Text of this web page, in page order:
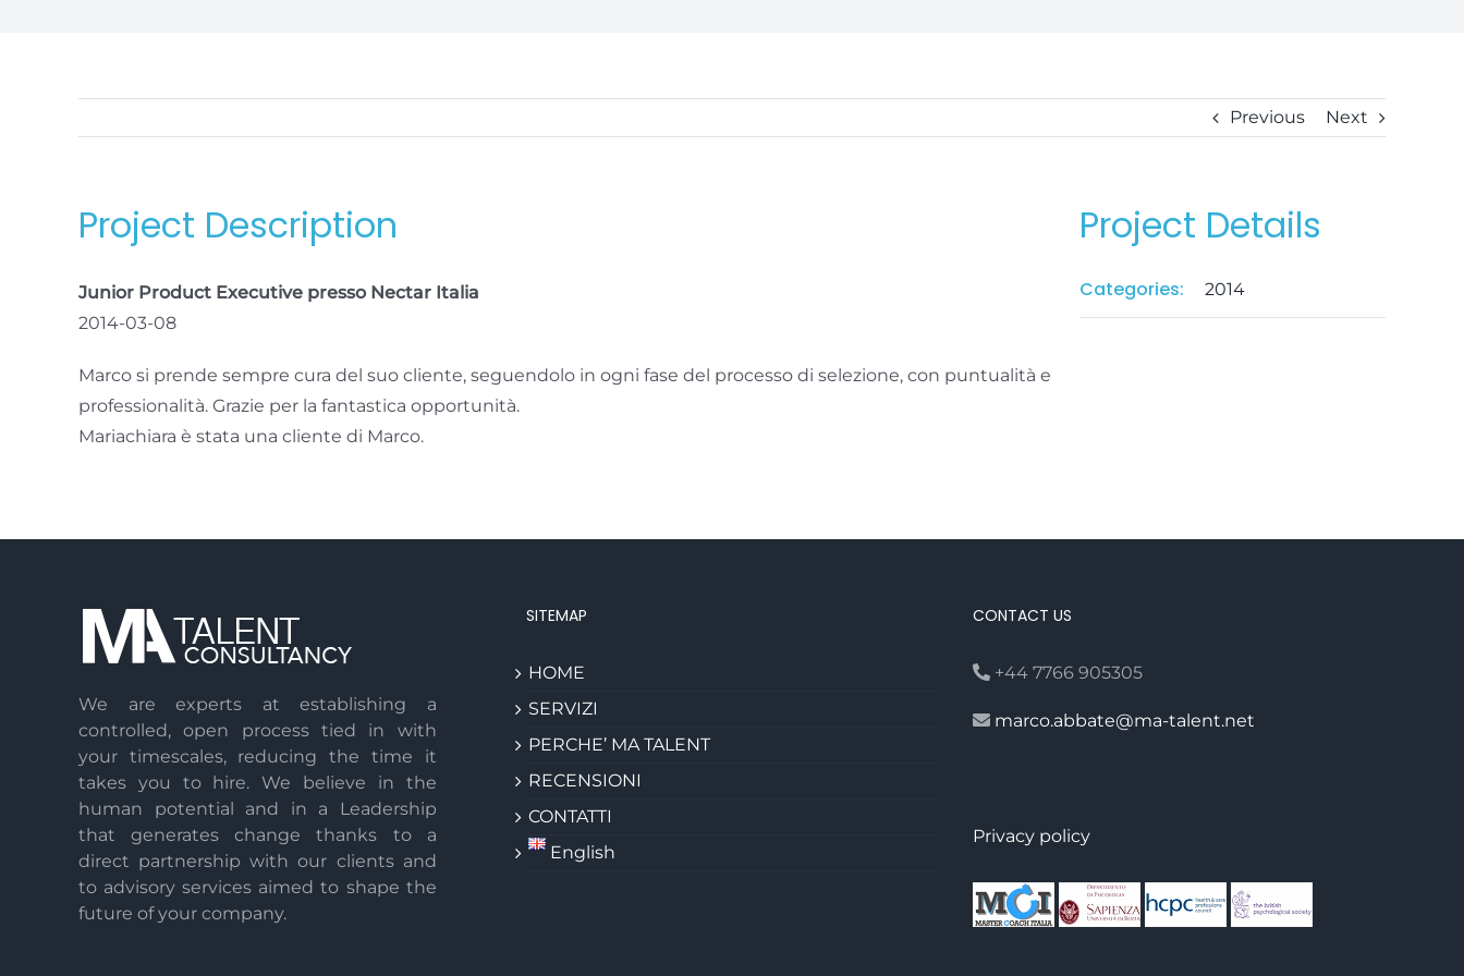
Previous Next
Project Description
Junior Product Executive presso Nectar Italia
2014-03-08
Marco si prende sempre cura del suo cliente, seguendolo in ogni fase del processo di selezione, con puntualità e
professionalità. Grazie per la fantastica opportunità.
Mariachiara è stata una cliente di Marco.
Project Details
Categories: 2014
We are experts at establishing a
controlled, open process tied in with
your timescales, reducing the time it
takes you to hire. We believe in the
human potential and in a Leadership
that generates change thanks to a
direct partnership with our clients and
to advisory services aimed to shape the
future of your company.
SITEMAP
HOME
SERVIZI
PERCHE’ MA TALENT
RECENSIONI
CONTATTI
English
CONTACT US
+44 7766 905305
marco.abbate@ma-talent.net
Privacy policy